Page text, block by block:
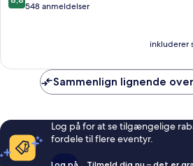
Europe
ud
anmeldelser
548 anmeldelser
inkluderer
Sammenlign lignende
Log på for at se tilgængelige
fordele til flere eventyr.